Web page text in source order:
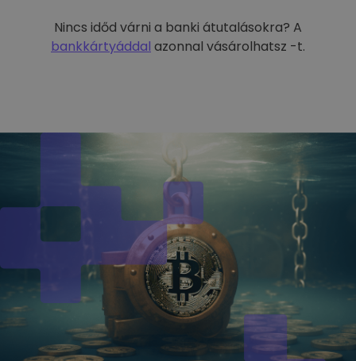
Nincs időd várni a banki átutalásokra? A
bankkártyáddal azonnal vásárolhatsz -t.